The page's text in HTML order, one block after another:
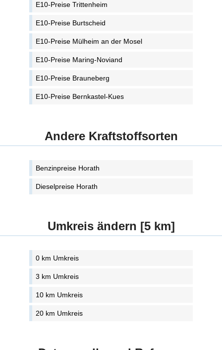
E10-Preise Trittenheim
E10-Preise Burtscheid
E10-Preise Mülheim an der Mosel
E10-Preise Maring-Noviand
E10-Preise Brauneberg
E10-Preise Bernkastel-Kues
Andere Kraftstoffsorten
Benzinpreise Horath
Dieselpreise Horath
Umkreis ändern [5 km]
0 km Umkreis
3 km Umkreis
10 km Umkreis
20 km Umkreis